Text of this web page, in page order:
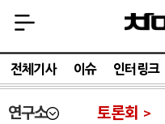
전체기사 이슈 인터링크
연구소 토론회